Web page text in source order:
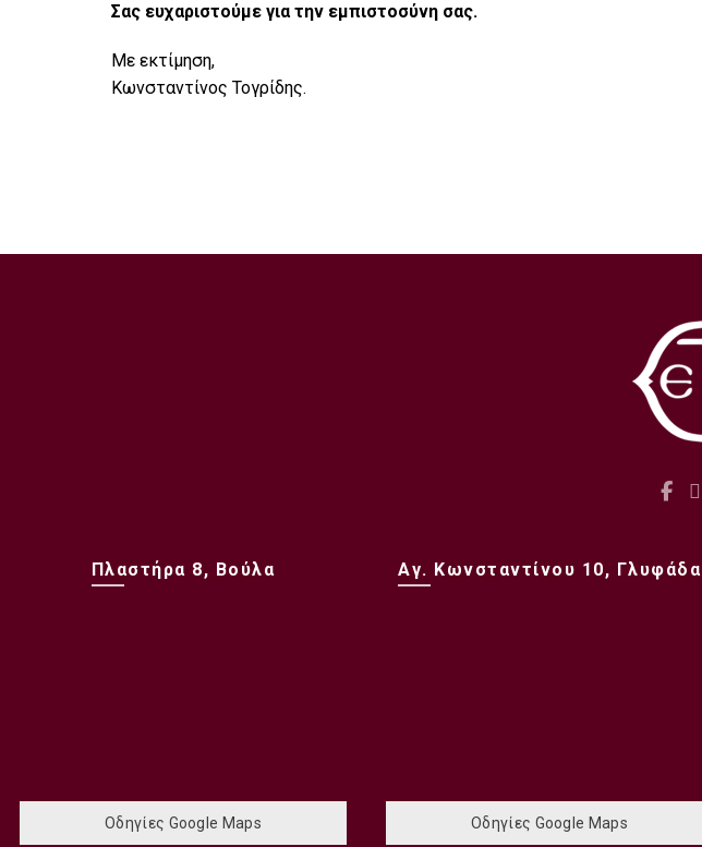
Σας ευχαριστούμε για την εμπιστοσύνη σας.
Με εκτίμηση,
Κωνσταντίνος Τογρίδης.
Πλαστήρα 8, Βούλα
Οδηγίες Google Maps
Αγ. Κωνσταντίνου 10, Γλυφάδα
Οδηγίες Google Maps